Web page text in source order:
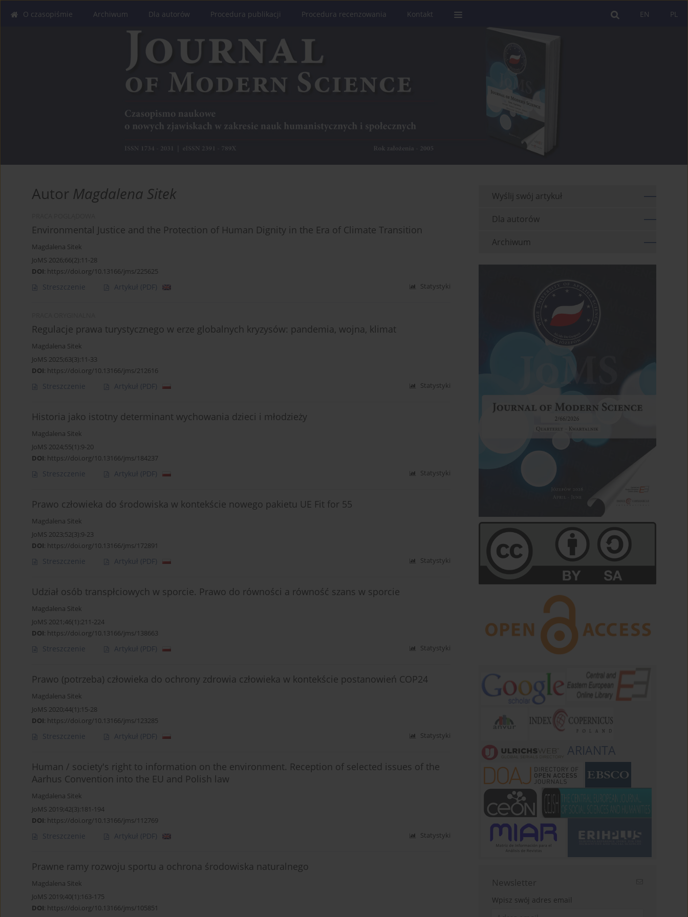
PL
EN
O czasopiśmie Archiwum Dla autorów Procedura publikacji Procedura recenzowania Kontakt
Autor Magdalena Sitek
Environmental Justice and the Protection of Human Dignity in the Era of Climate Transition
Magdalena Sitek
JoMS 2026;66(2):11-28
DOI: https://doi.org/10.13166/jms/225625
Streszczenie Artykuł (PDF) Statystyki
Regulacje prawa turystycznego w erze globalnych kryzysów: pandemia, wojna, klimat
Magdalena Sitek
JoMS 2025;63(3):11-33
DOI: https://doi.org/10.13166/jms/212616
Streszczenie Artykuł (PDF) Statystyki
Historia jako istotny determinant wychowania dzieci i młodzieży
Magdalena Sitek
JoMS 2024;55(1):9-20
DOI: https://doi.org/10.13166/jms/184237
Streszczenie Artykuł (PDF) Statystyki
Prawo człowieka do środowiska w kontekście nowego pakietu UE Fit for 55
Magdalena Sitek
JoMS 2023;52(3):9-23
DOI: https://doi.org/10.13166/jms/172891
Streszczenie Artykuł (PDF) Statystyki
Udział osób transpłciowych w sporcie. Prawo do równości a równość szans w sporcie
Magdalena Sitek
JoMS 2021;46(1):211-224
DOI: https://doi.org/10.13166/jms/138663
Streszczenie Artykuł (PDF) Statystyki
Prawo (potrzeba) człowieka do ochrony zdrowia człowieka w kontekście postanowień COP24
Magdalena Sitek
JoMS 2020;44(1):15-28
DOI: https://doi.org/10.13166/jms/123285
Streszczenie Artykuł (PDF) Statystyki
Human / society's right to information on the environment. Reception of selected issues of the
Aarhus Convention into the EU and Polish law
Magdalena Sitek
JoMS 2019;42(3):181-194
DOI: https://doi.org/10.13166/jms/112769
Streszczenie Artykuł (PDF) Statystyki
Prawne ramy rozwoju sportu a ochrona środowiska naturalnego
Magdalena Sitek
JoMS 2019;40(1):163-175
DOI: https://doi.org/10.13166/jms/105851
Wyślij swój artykuł
Dla autorów
Archiwum
ARIANTA
Newsletter
Wpisz swój adres email